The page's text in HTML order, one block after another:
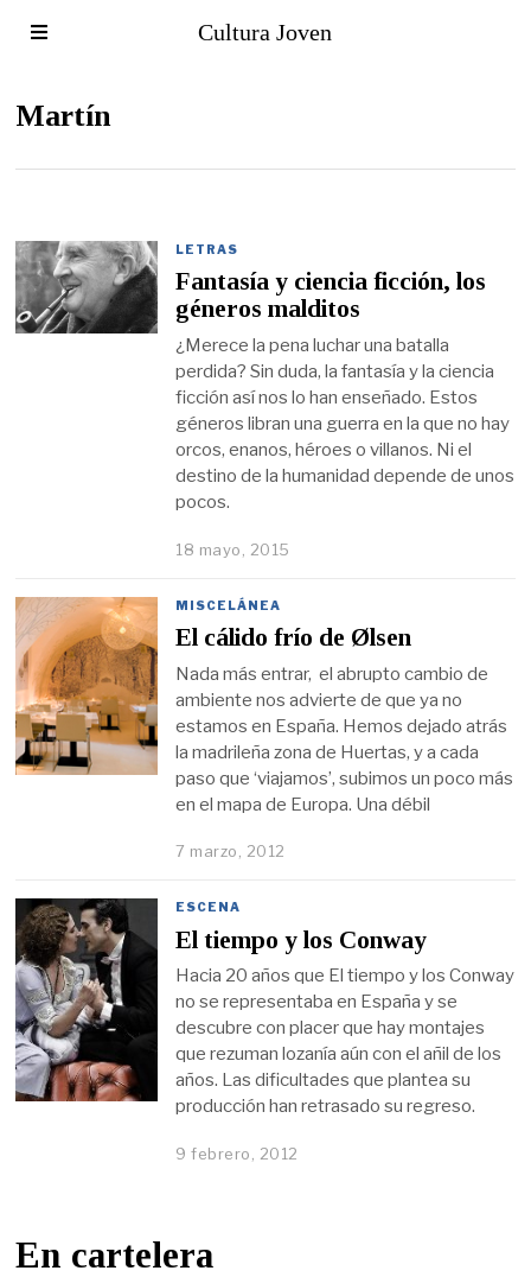
Cultura Joven
Martín
LETRAS
Fantasía y ciencia ficción, los
géneros malditos
¿Merece la pena luchar una batalla
perdida? Sin duda, la fantasía y la ciencia
ficción así nos lo han enseñado. Estos
géneros libran una guerra en la que no hay
orcos, enanos, héroes o villanos. Ni el
destino de la humanidad depende de unos
pocos.
18 mayo, 2015
MISCELÁNEA
El cálido frío de Ølsen
Nada más entrar, el abrupto cambio de
ambiente nos advierte de que ya no
estamos en España. Hemos dejado atrás
la madrileña zona de Huertas, y a cada
paso que ‘viajamos’, subimos un poco más
en el mapa de Europa. Una débil
7 marzo, 2012
ESCENA
El tiempo y los Conway
Hacia 20 años que El tiempo y los Conway
no se representaba en España y se
descubre con placer que hay montajes
que rezuman lozanía aún con el añil de los
años. Las dificultades que plantea su
producción han retrasado su regreso.
9 febrero, 2012
En cartelera